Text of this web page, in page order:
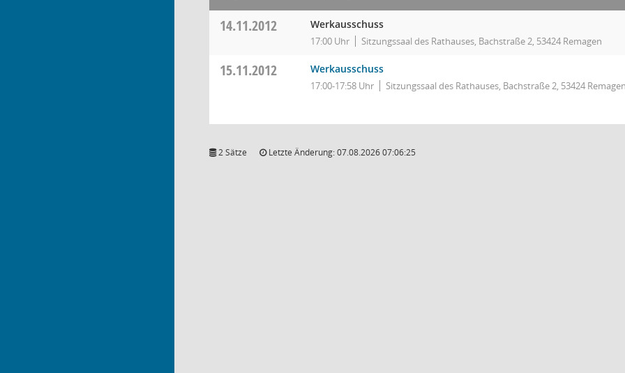
14.11.2012 Werkausschuss
17:00 Uhr Sitzungssaal des Rathauses, Bachstraße 2, 53424 Remagen
15.11.2012 Werkausschuss
17:00-17:58 Uhr Sitzungssaal des Rathauses, Bachstraße 2, 53424 Remagen
2 Sätze Letzte Änderung: 07.08.2026 07:06:25